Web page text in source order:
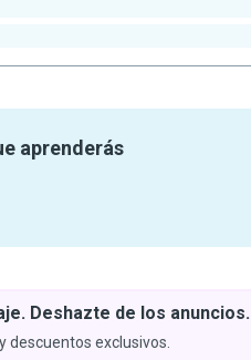
aprenderás
Deshazte de los anuncios.
descuentos exclusivos.